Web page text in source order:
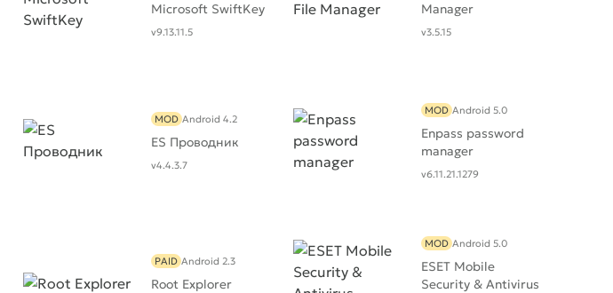
Microsoft SwiftKey
v9.13.11.5
Manager
v3.5.15
ES Проводник
MOD Android 4.2
v4.4.3.7
Enpass password
manager
MOD Android 5.0
v6.11.21.1279
Root Explorer
PAID Android 2.3
ESET Mobile
Security & Antivirus
MOD Android 5.0